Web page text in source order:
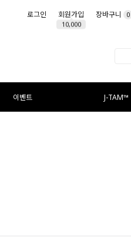
로그인 회원가입
10,000
장바구니 0
이벤트 J-TAM™